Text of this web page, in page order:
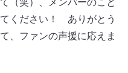
（笑）、メンバーのこと
ください！ ありがとう
、ファンの声援に応えま